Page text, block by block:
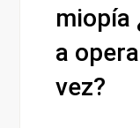
miopía
a
vez?